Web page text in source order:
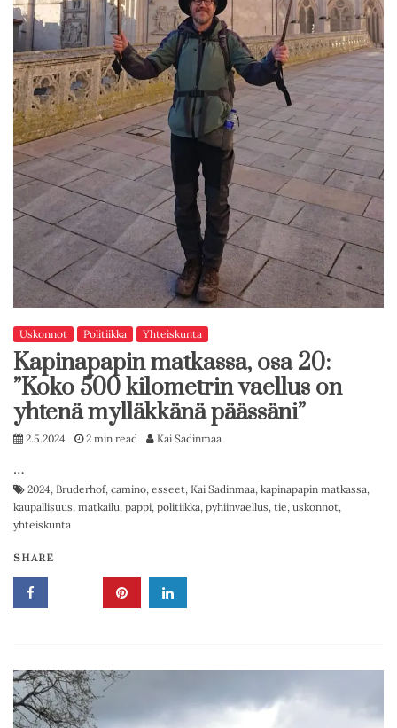
Uskonnot Politiikka Yhteiskunta
Kapinapapin matkassa, osa 20:
”Koko 500 kilometrin vaellus on
yhtenä mylläkkänä päässäni”
2.5.2024 2 min read Kai Sadinmaa
…
2024, Bruderhof, camino, esseet, Kai Sadinmaa, kapinapapin matkassa,
kaupallisuus, matkailu, pappi, politiikka, pyhiinvaellus, tie, uskonnot,
yhteiskunta
SHARE